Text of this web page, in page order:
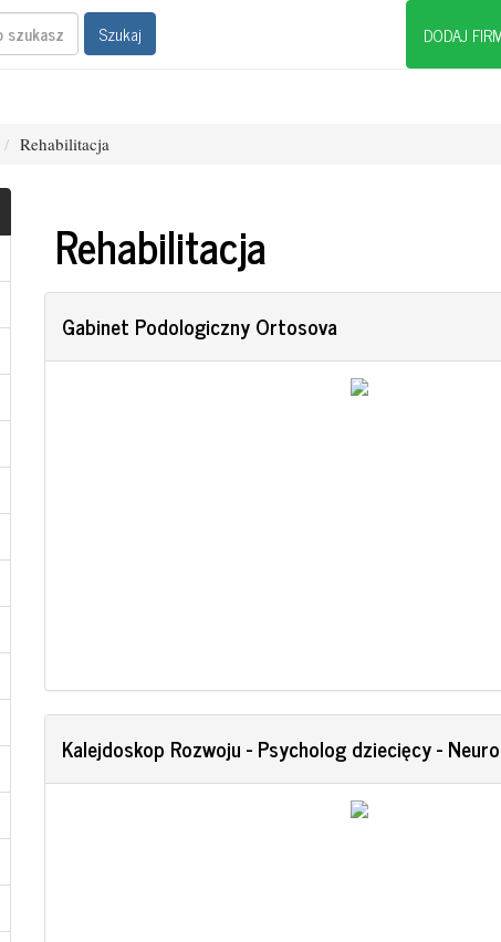
Szukaj DODAJ
Rehabilitacja
Rehabilitacja
Gabinet Podologiczny Ortosova
Kalejdoskop Rozwoju - Psycholog dziecięcy -